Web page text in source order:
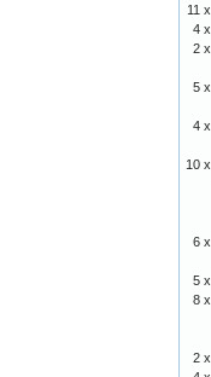
11 x
4 x
2 x
5 x
4 x
10 x
6 x
5 x
8 x
2 x